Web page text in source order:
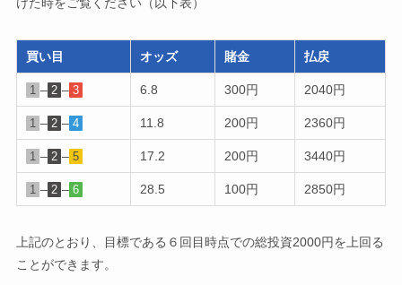
買い目 オッズ 賭金 払戻
1 – 2 – 3 6.8 300円 2040円
1 – 2 – 4 11.8 200円 2360円
1 – 2 – 5 17.2 200円 3440円
1 – 2 – 6 28.5 100円 2850円
上記のとおり、目標である６回目時点での総投資2000円を上回る
ことができます。